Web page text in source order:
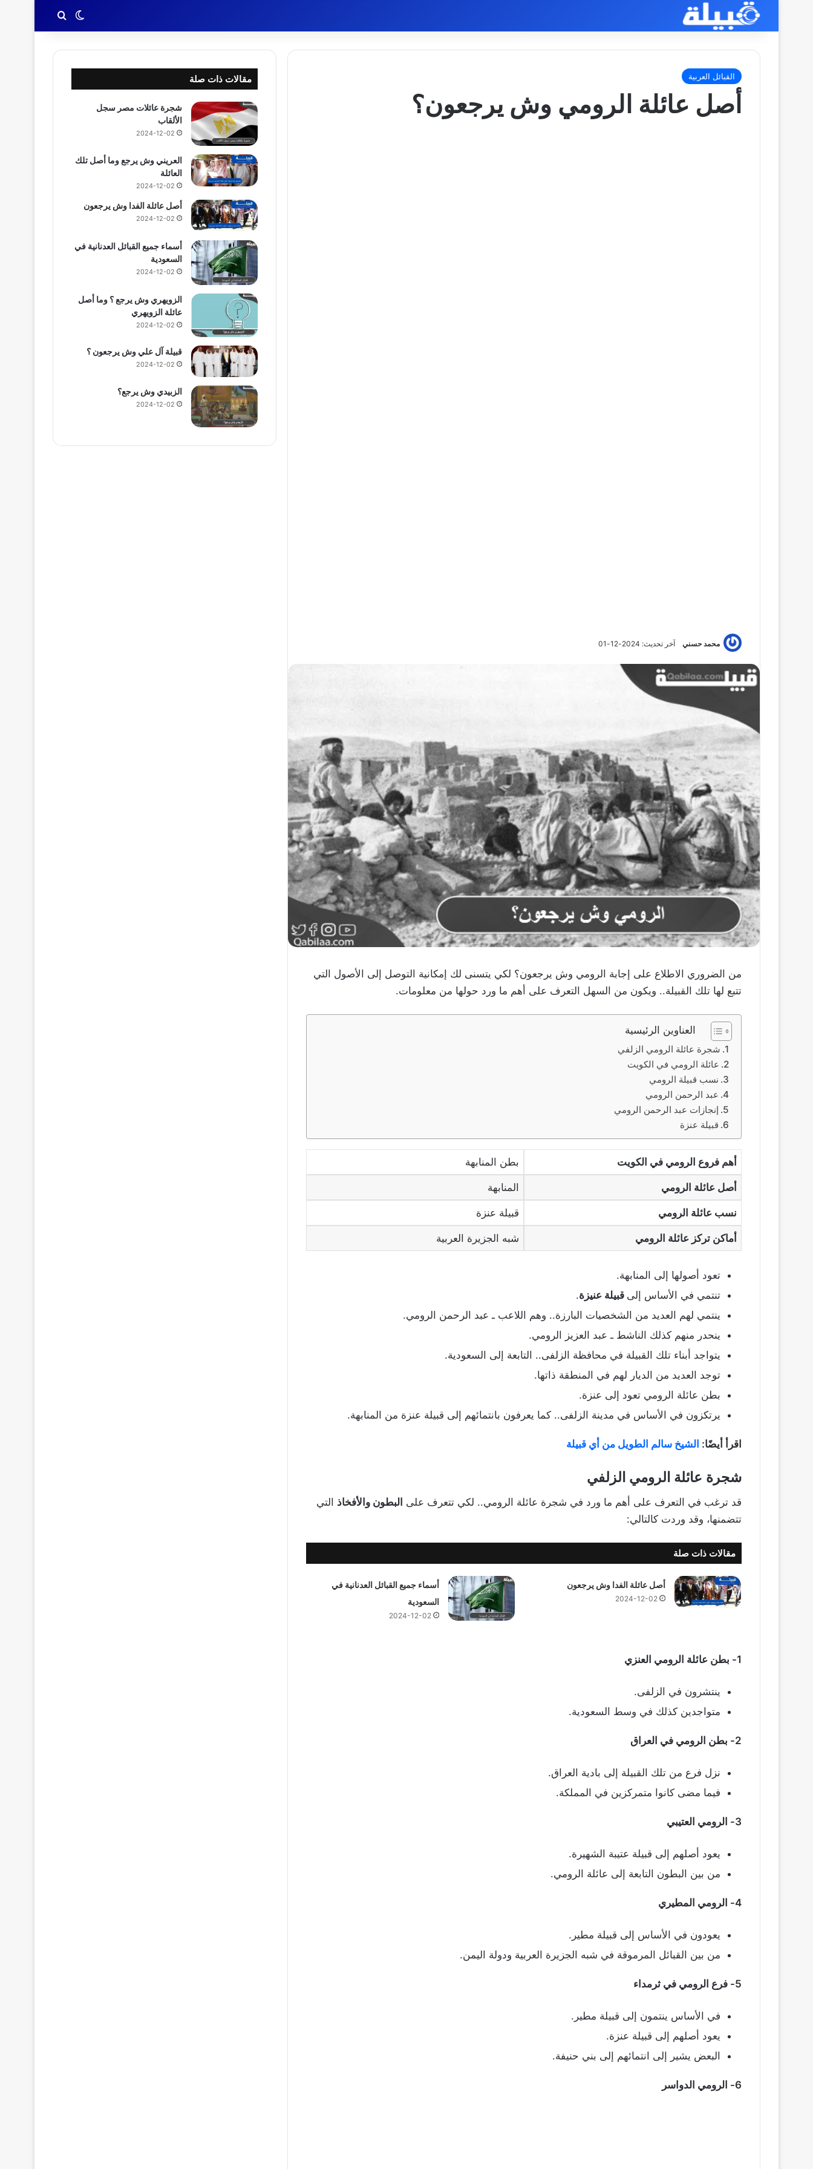
الوضع المظلم
بحث عن
القبائل العربية
أصل عائلة الرومي وش يرجعون؟
محمد حسني آخر تحديث: 2024-12-01
من الضروري الاطلاع على إجابة الرومي وش يرجعون؟ لكي يتسنى لك إمكانية التوصل إلى الأصول التي
تتبع لها تلك القبيلة.. ويكون من السهل التعرف على أهم ما ورد حولها من معلومات.
العناوين الرئيسية
شجرة عائلة الرومي الزلفي
عائلة الرومي في الكويت
نسب قبيلة الرومي
عبد الرحمن الرومي
إنجازات عبد الرحمن الرومي
قبيلة عنزة
أهم فروع الرومي في الكويت بطن المنابهة
أصل عائلة الرومي المنابهة
نسب عائلة الرومي قبيلة عنزة
أماكن تركز عائلة الرومي شبه الجزيرة العربية
تعود أصولها إلى المنابهة.
تنتمي في الأساس إلى قبيلة عنيزة.
ينتمي لهم العديد من الشخصيات البارزة.. وهم اللاعب ـ عبد الرحمن الرومي.
ينحدر منهم كذلك الناشط ـ عبد العزيز الرومي.
يتواجد أبناء تلك القبيلة في محافظة الزلفى.. التابعة إلى السعودية.
توجد العديد من الديار لهم في المنطقة ذاتها.
بطن عائلة الرومي تعود إلى عنزة.
يرتكزون في الأساس في مدينة الزلفى.. كما يعرفون بانتمائهم إلى قبيلة عنزة من المنابهة.
اقرأ أيضًا: الشيخ سالم الطويل من أي قبيلة
شجرة عائلة الرومي الزلفي
قد ترغب في التعرف على أهم ما ورد في شجرة عائلة الرومي.. لكي تتعرف على البطون والأفخاذ التي
تتضمنها، وقد وردت كالتالي:
مقالات ذات صلة
أصل عائلة الفدا وش يرجعون
2024-12-02
أسماء جميع القبائل العدنانية في
السعودية
2024-12-02
1- بطن عائلة الرومي العنزي
ينتشرون في الزلفى.
متواجدين كذلك في وسط السعودية.
2- بطن الرومي في العراق
نزل فرع من تلك القبيلة إلى بادية العراق.
فيما مضى كانوا متمركزين في المملكة.
3- الرومي العتيبي
يعود أصلهم إلى قبيلة عتيبة الشهيرة.
من بين البطون التابعة إلى عائلة الرومي.
4- الرومي المطيري
يعودون في الأساس إلى قبيلة مطير.
من بين القبائل المرموقة في شبه الجزيرة العربية ودولة اليمن.
5- فرع الرومي في ثرمداء
في الأساس ينتمون إلى قبيلة مطير.
يعود أصلهم إلى قبيلة عنزة.
البعض يشير إلى انتمائهم إلى بني حنيفة.
6- الرومي الدواسر
مقالات ذات صلة
شجرة عائلات مصر سجل
الألقاب
2024-12-02
العريني وش يرجع وما أصل تلك
العائلة
2024-12-02
أصل عائلة الفدا وش يرجعون
2024-12-02
أسماء جميع القبائل العدنانية في
السعودية
2024-12-02
الزويهري وش يرجع ؟ وما أصل
عائلة الزويهري
2024-12-02
قبيلة آل علي وش يرجعون ؟
2024-12-02
الزبيدي وش يرجع؟
2024-12-02